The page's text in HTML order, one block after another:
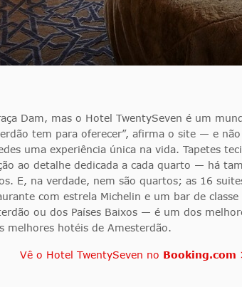
Dam, mas o Hotel TwentySeven é um
tem para oferecer”, afirma o site — e
uma experiência única na vida. Tapetes
ao detalhe dedicada a cada quarto — há
E, na verdade, nem são quartos; as 16
com estrela Michelin e um bar de
ou dos Países Baixos — é um dos
melhores hotéis de Amesterdão.
Vê o Hotel TwentySeven no Booking.com